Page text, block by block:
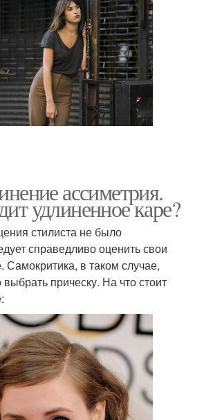
ассиметрия.
удлиненное каре?
стилиста не было
справедливо оценить свои
в таком случае,
прическу. На что стоит